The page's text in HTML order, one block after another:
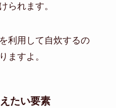
られます。
利用して自炊するの
ますよ。
たい要素